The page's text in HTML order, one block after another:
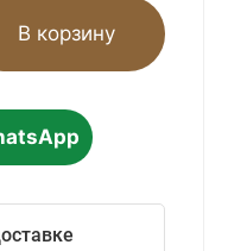
В корзину